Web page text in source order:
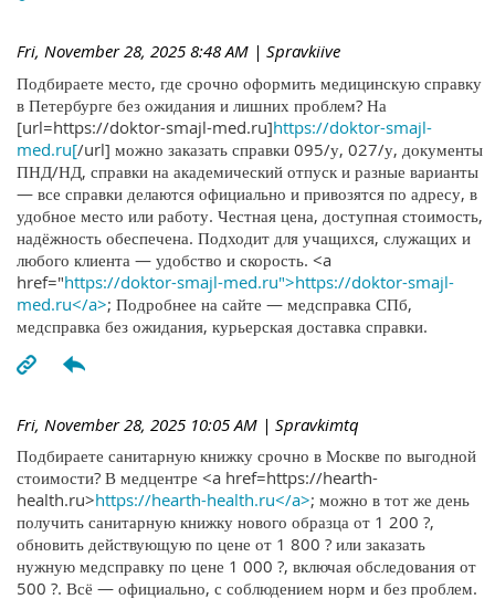
Fri, November 28, 2025 8:48 AM | Spravkiive
Подбираете место, где срочно оформить медицинскую справку
в Петербурге без ожидания и лишних проблем? На
[url=https://doktor-smajl-med.ru]https://doktor-smajl-
med.ru[/url] можно заказать справки 095/у, 027/у, документы
ПНД/НД, справки на академический отпуск и разные варианты
— все справки делаются официально и привозятся по адресу, в
удобное место или работу. Честная цена, доступная стоимость,
надёжность обеспечена. Подходит для учащихся, служащих и
любого клиента — удобство и скорость. <a
href="https://doktor-smajl-med.ru">https://doktor-smajl-
med.ru</a>; Подробнее на сайте — медсправка СПб,
медсправка без ожидания, курьерская доставка справки.
Fri, November 28, 2025 10:05 AM | Spravkimtq
Подбираете санитарную книжку срочно в Москве по выгодной
стоимости? В медцентре <a href=https://hearth-
health.ru>https://hearth-health.ru</a>; можно в тот же день
получить санитарную книжку нового образца от 1 200 ?,
обновить действующую по цене от 1 800 ? или заказать
нужную медсправку по цене 1 000 ?, включая обследования от
500 ?. Всё — официально, с соблюдением норм и без проблем.